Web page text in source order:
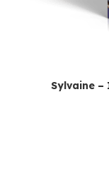
Sylvaine –